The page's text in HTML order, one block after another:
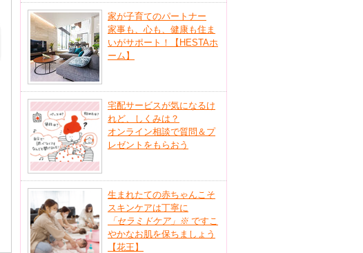
家が子育てのパートナー
家事も、心も、健康も住ま
いがサポート！【HESTAホ
ーム】
宅配サービスが気になるけ
れど、しくみは？
オンライン相談で質問＆プ
レゼントをもらおう
生まれたての赤ちゃんこそ
スキンケアは丁寧に
「セラミドケア」 ※ ですこ
やかなお肌を保ちましょう
【花王】